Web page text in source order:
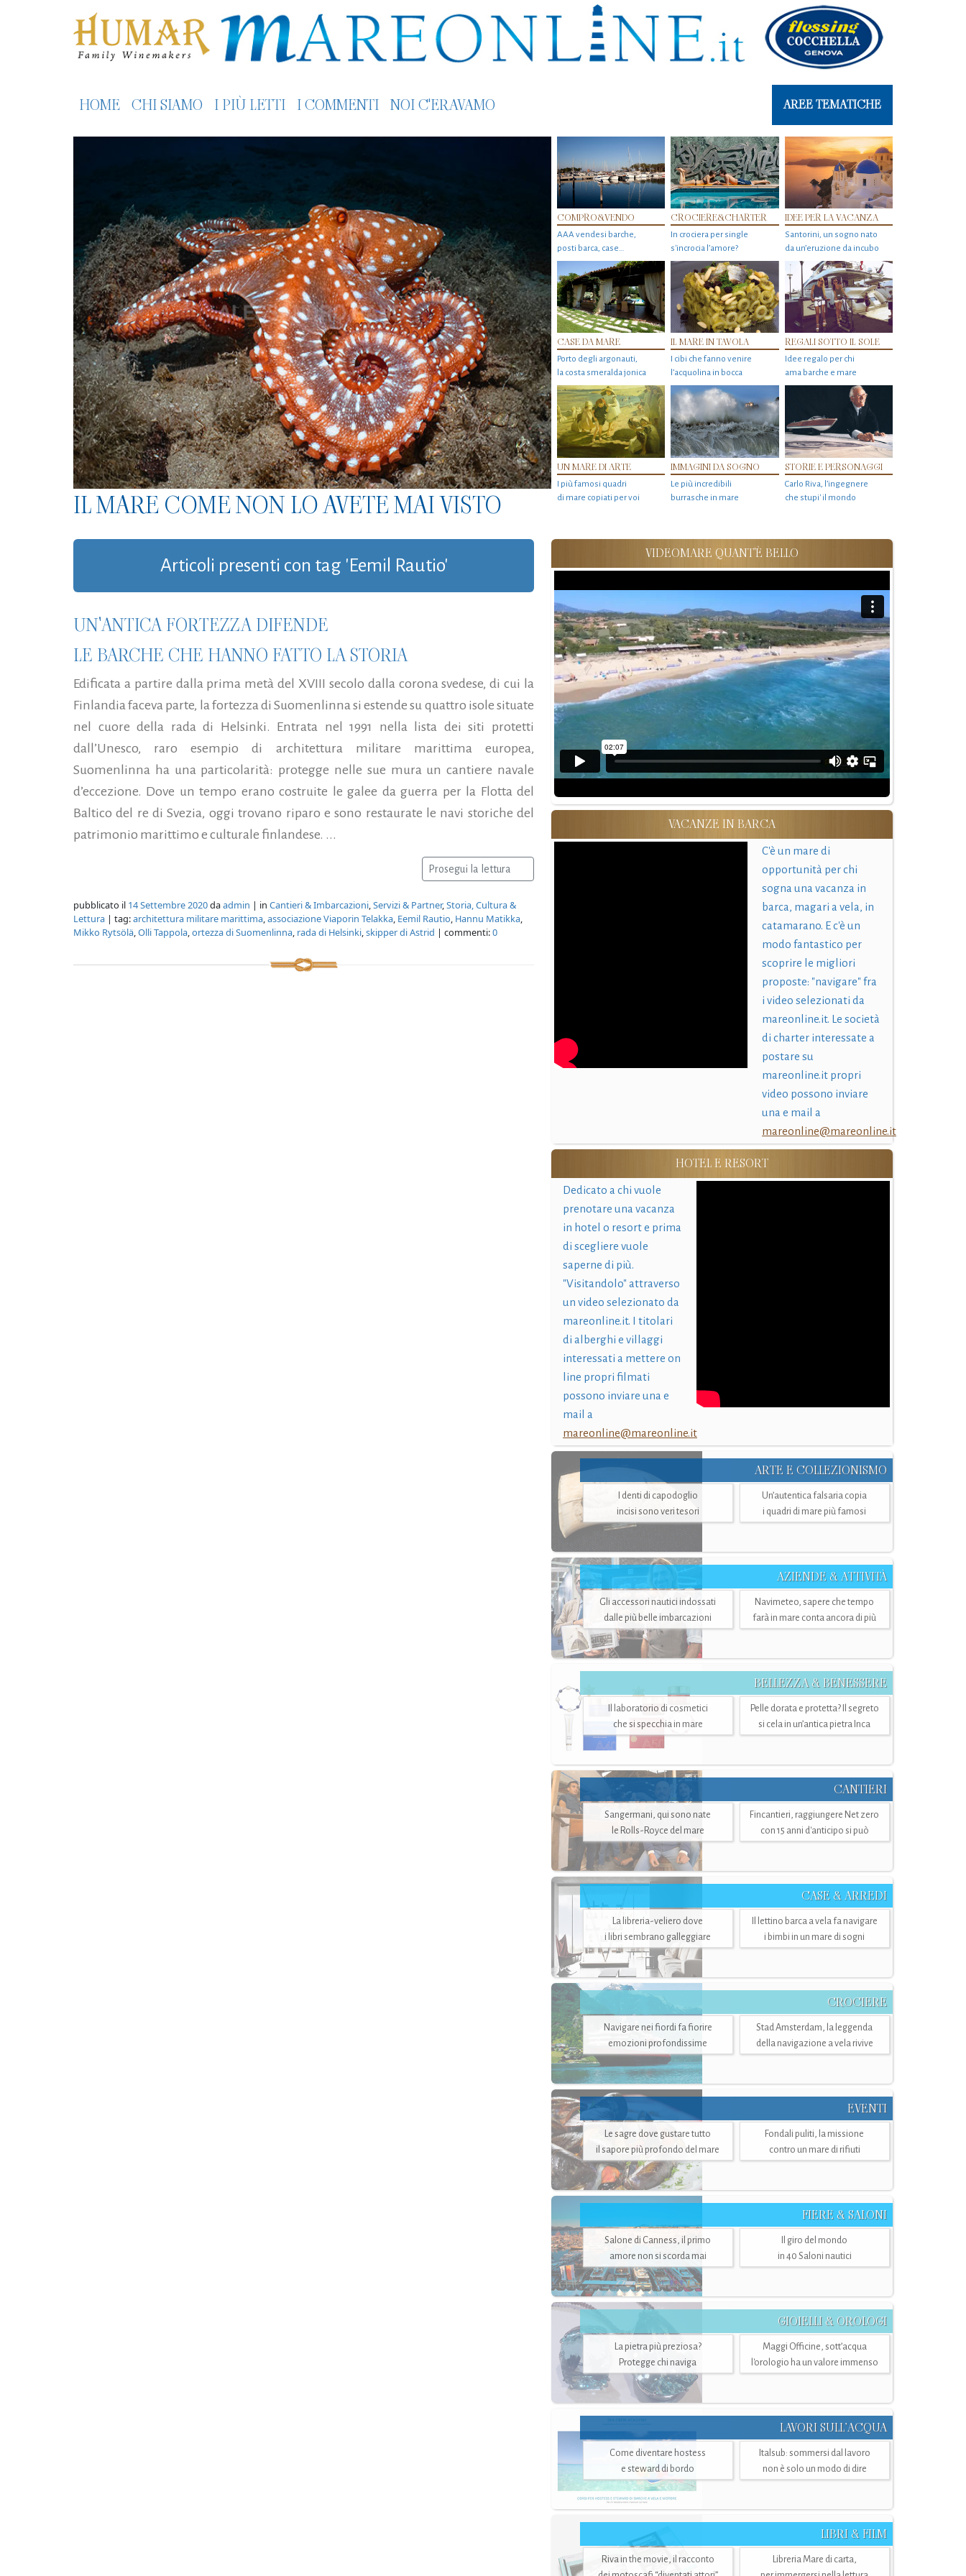
HOME CHI SIAMO I PIÙ LETTI I COMMENTI NOI C'ERAVAMO AREE TEMATICHE
IL MARE COME NON LO AVETE MAI VISTO
COMPRO&VENDO
AAA vendesi barche,
posti barca, case…
CROCIERE&CHARTER
In crociera per single
s'incrocia l’amore?
IDEE PER LA VACANZA
Santorini, un sogno nato
da un’eruzione da incubo
CASE DA MARE
Porto degli argonauti,
la costa smeralda jonica
IL MARE IN TAVOLA
I cibi che fanno venire
l’acquolina in bocca
REGALI SOTTO IL SOLE
Idee regalo per chi
ama barche e mare
UN MARE DI ARTE
I più famosi quadri
di mare copiati per voi
IMMAGINI DA SOGNO
Le più incredibili
burrasche in mare
STORIE E PERSONAGGI
Carlo Riva, l’ingegnere
che stupi' il mondo
Articoli presenti con tag 'Eemil Rautio'
UN'ANTICA FORTEZZA DIFENDE
LE BARCHE CHE HANNO FATTO LA STORIA
Edificata a partire dalla prima metà del XVIII secolo dalla corona svedese, di cui la
Finlandia faceva parte, la fortezza di Suomenlinna si estende su quattro isole situate
nel cuore della rada di Helsinki. Entrata nel 1991 nella lista dei siti protetti
dall’Unesco, raro esempio di architettura militare marittima europea,
Suomenlinna ha una particolarità: protegge nelle sue mura un cantiere navale
d’eccezione. Dove un tempo erano costruite le galee da guerra per la Flotta del
Baltico del re di Svezia, oggi trovano riparo e sono restaurate le navi storiche del
patrimonio marittimo e culturale finlandese. ...
Prosegui la lettura
pubblicato il 14 Settembre 2020daadmin | in Cantieri & Imbarcazioni,Servizi & Partner,Storia, Cultura &
Lettura | tag:architettura militare marittima,associazione Viaporin Telakka, Eemil Rautio, Hannu Matikka,
Mikko Rytsölä,Olli Tappola,ortezza di Suomenlinna, rada di Helsinki,skipper di Astrid | commenti:0
VIDEOMARE QUANT'È BELLO
VACANZE IN BARCA
C'è un mare di
opportunità per chi
sogna una vacanza in
barca, magari a vela, in
catamarano. E c'è un
modo fantastico per
scoprire le migliori
proposte: "navigare" fra
i video selezionati da
mareonline.it. Le società
di charter interessate a
postare su
mareonline.it propri
video possono inviare
una e mail a
mareonline@mareonline.it
HOTEL E RESORT
Dedicato a chi vuole
prenotare una vacanza
in hotel o resort e prima
di scegliere vuole
saperne di più.
"Visitandolo" attraverso
un video selezionato da
mareonline.it. I titolari
di alberghi e villaggi
interessati a mettere on
line propri filmati
possono inviare una e
mail a
mareonline@mareonline.it
ARTE E COLLEZIONISMO
I denti di capodoglio
incisi sono veri tesori
Un’autentica falsaria copia
i quadri di mare più famosi
AZIENDE & ATTIVITÀ
Gli accessori nautici indossati
dalle più belle imbarcazioni
Navimeteo, sapere che tempo
farà in mare conta ancora di più
BELLEZZA & BENESSERE
Il laboratorio di cosmetici
che si specchia in mare
Pelle dorata e protetta? Il segreto
si cela in un’antica pietra Inca
CANTIERI
Sangermani, qui sono nate
le Rolls-Royce del mare
Fincantieri, raggiungere Net zero
con 15 anni d'anticipo si può
CASE & ARREDI
La libreria-veliero dove
i libri sembrano galleggiare
Il lettino barca a vela fa navigare
i bimbi in un mare di sogni
CROCIERE
Navigare nei fiordi fa fiorire
emozioni profondissime
Stad Amsterdam, la leggenda
della navigazione a vela rivive
EVENTI
Le sagre dove gustare tutto
il sapore più profondo del mare
Fondali puliti, la missione
contro un mare di rifiuti
FIERE & SALONI
Salone di Canness, il primo
amore non si scorda mai
Il giro del mondo
in 40 Saloni nautici
GIOIELLI & OROLOGI
La pietra più preziosa?
Protegge chi naviga
Maggi Officine, sott’acqua
l'orologio ha un valore immenso
LAVORI SULL’ACQUA
Come diventare hostess
e steward di bordo
Italsub: sommersi dal lavoro
non è solo un modo di dire
LIBRI & FILM
Riva in the movie, il racconto
Libreria Mare di carta,